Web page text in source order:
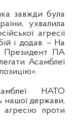
завжди була
ухвалила
агресії
і додав. – На
Президент ПА
Асамблеї
НАТО
нашої держави,
проти